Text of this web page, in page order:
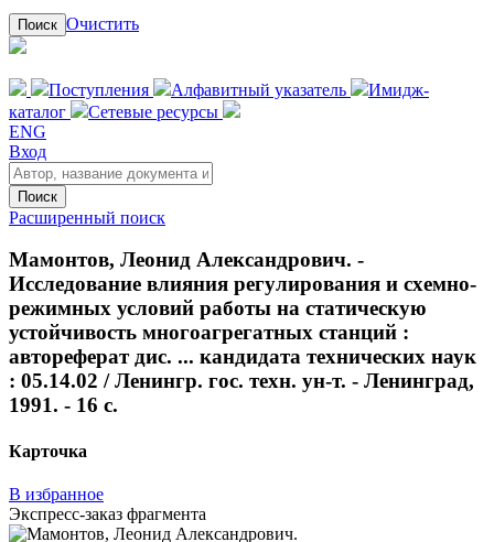
Поиск Очистить
Поступления Алфавитный указатель
Имидж-
каталог
Сетевые ресурсы
ENG
Вход
Поиск
Расширенный поиск
Мамонтов, Леонид Александрович. -
Исследование влияния регулирования и схемно-
режимных условий работы на статическую
устойчивость многоагрегатных станций :
автореферат дис. ... кандидата технических наук
: 05.14.02 / Ленингр. гос. техн. ун-т. - Ленинград,
1991. - 16 с.
Карточка
В избранное
Экспресс-заказ фрагмента